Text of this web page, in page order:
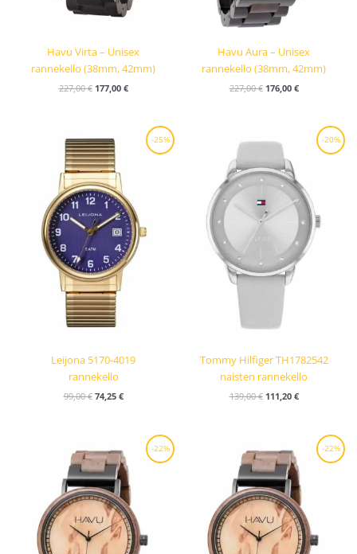
Havu Virta – Unisex
rannekello (38mm, 42mm)
227,00€ 177,00 €
Havu Aura – Unisex
rannekello (38mm, 42mm)
227,00€ 176,00 €
-25%
Leijona 5170-4019
rannekello
99,00€
Alkuperäinen
hinta
oli:
99,00 €.
74,25 €
Nykyinen
-20%
Tommy Hilfiger TH1782542
naisten rannekello
139,00€
Alkuperäinen
hinta
139,00 €.
111,20 €
Nykyinen
hinta
-22%
Alkuperäinen
hinta
oli:
227,00 €.
Nykyinen
hinta
on:
177,00 €.
-22%
Alkuperäinen
hinta
oli:
227,00 €.
Nykyinen
hinta
on:
177,00 €.